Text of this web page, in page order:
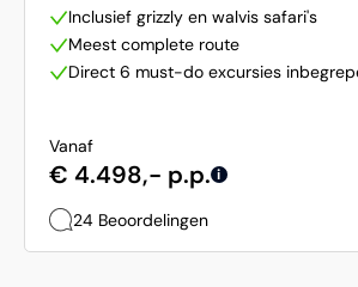
Inclusief grizzly en walvis safari's
Meest complete route
Direct 6 must-do excursies
Vanaf
€ 4.498,- p.p. i
24 Beoordelingen